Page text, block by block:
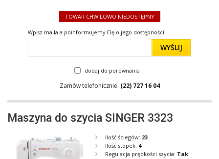
TOWAR CHWILOWO NIEDOSTĘPNY
Wpisz maila a poinformujemy Cię o jego dostępności:
WYŚLIJ
dodaj do porównania
Zamów telefonicznie: (22) 727 16 04
Maszyna do szycia SINGER 3323
Ilość ściegów: 23
Ilość stopek: 4
Regulacja prędkości szycia: Tak